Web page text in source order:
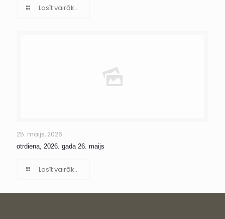
Lasīt vairāk...
25. maijs, 2026
otrdiena, 2026. gada 26. maijs
Lasīt vairāk...